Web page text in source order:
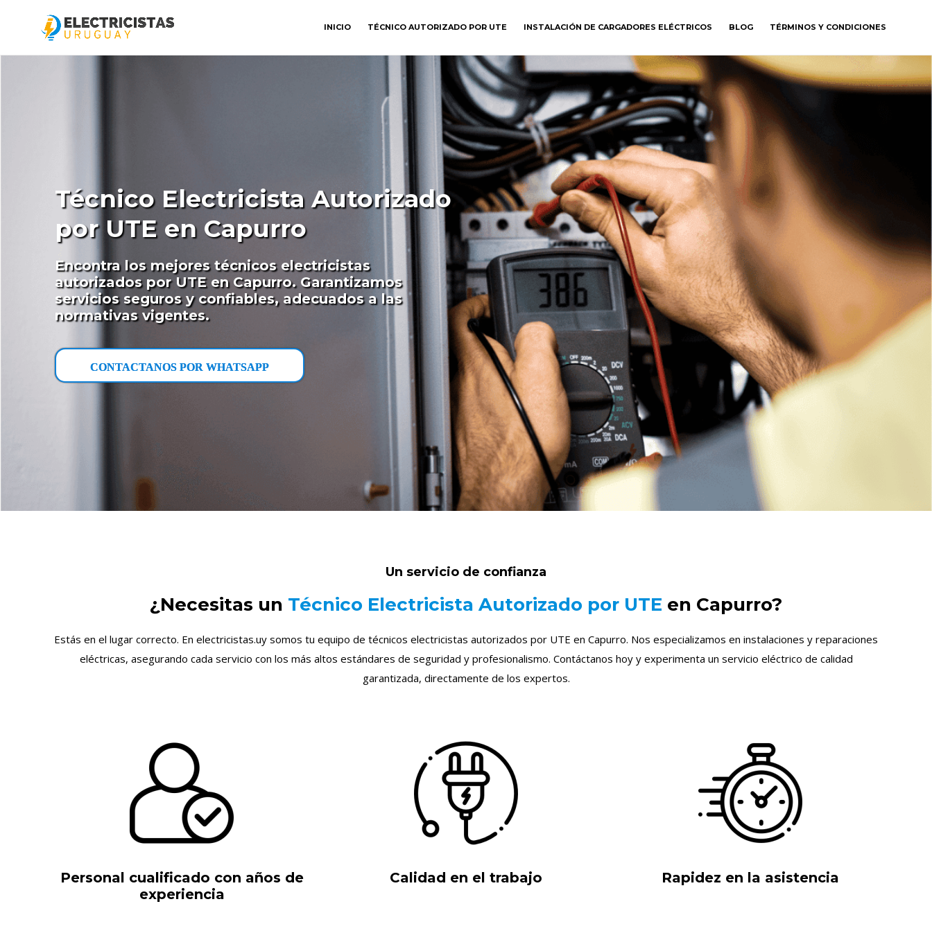
INICIO TÉCNICO AUTORIZADO POR UTE INSTALACIÓN DE CARGADORES ELÉCTRICOS BLOG TÉRMINOS Y CONDICIONES
Técnico Electricista Autorizado
por UTE en Capurro
Encontra los mejores técnicos electricistas
autorizados por UTE en Capurro. Garantizamos
servicios seguros y confiables, adecuados a las
normativas vigentes.
CONTACTANOS POR WHATSAPP
Un servicio de confianza
¿Necesitas un Técnico Electricista Autorizado por UTE en Capurro?
Estás en el lugar correcto. En electricistas.uy somos tu equipo de técnicos electricistas autorizados por UTE en Capurro. Nos especializamos en instalaciones y reparaciones
eléctricas, asegurando cada servicio con los más altos estándares de seguridad y profesionalismo. Contáctanos hoy y experimenta un servicio eléctrico de calidad
garantizada, directamente de los expertos.
Personal cualificado con años de
experiencia
Calidad en el trabajo Rapidez en la asistencia